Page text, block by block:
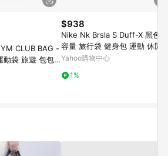
CLUB BAG -
$938
Nike Nk Brsla S Duff-X 黑色 大
容量 旅行袋 健身包 運動 休閒 手
提袋 IB4394-010
Yahoo購物中心
1%